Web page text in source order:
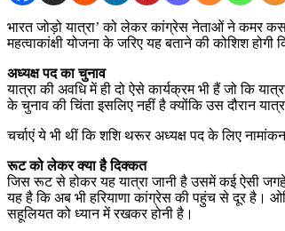
भारत जोड़ो यात्रा’ को लेकर कांग्रेस नेताओं ने कमर कस
महत्वाकांक्षी योजना के जरिए यह बताने की कोशिश
अध्यक्ष पद का चुनाव
यात्रा की अवधि में ही दो ऐसे कार्यक्रम भी हैं जो कि
के चुनाव की चिंता इसलिए नहीं है क्योंकि उस दौरान
चर्चाएं ये भी थीं कि शशि थरूर अध्यक्ष पद के लिए
रूट को लेकर क्या है दिक्कत
जिस रूट से होकर यह यात्रा जानी है उसमें कई ऐसी
यह है कि अब भी हरियाणा कांग्रेस की पहुंच से दूर है।
सहूलियत को ध्यान में रखकर होनी है।